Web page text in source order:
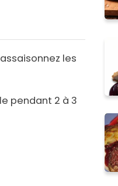
les
pendant 2 à 3